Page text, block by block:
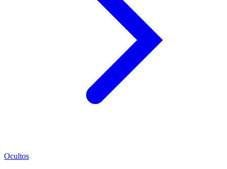
Ocultos